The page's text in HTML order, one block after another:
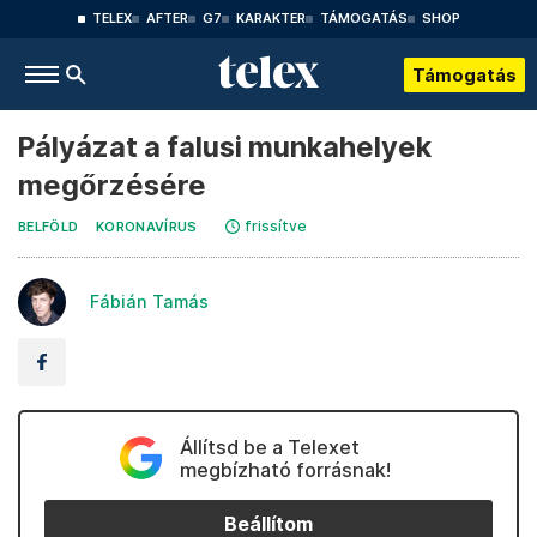
TELEX AFTER G7 KARAKTER TÁMOGATÁS SHOP
Támogatás
Pályázat a falusi munkahelyek
megőrzésére
BELFÖLD KORONAVÍRUS frissítve
Fábián Tamás
Állítsd be a Telexet
megbízható forrásnak!
Beállítom